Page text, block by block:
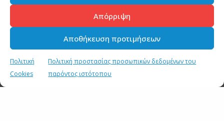
Απόρριψη
Αποθήκευση προτιμήσεων
Πολιτική
Cookies
Πολιτική προστασίας προσωπικών δεδομένων του
παρόντος ιστότοπου